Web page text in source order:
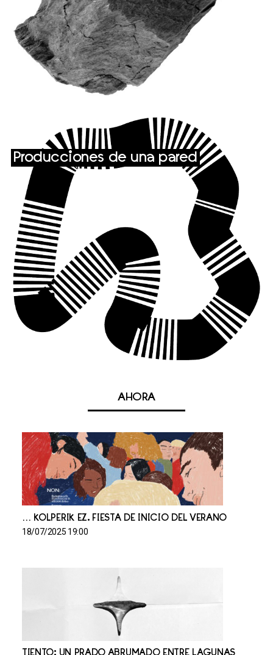
Producciones de una pared
AHORA
… KOLPERIK EZ. FIESTA DE INICIO DEL VERANO
18/07/2025 19:00